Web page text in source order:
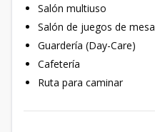
Salón multiuso
Salón de juegos de mesa
Guardería (Day-Care)
Cafetería
Ruta para caminar